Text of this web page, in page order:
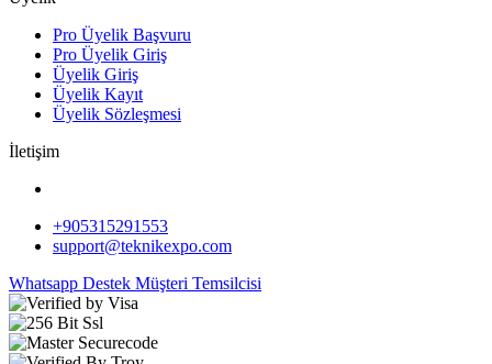
Pro Üyelik Başvuru
Pro Üyelik Giriş
Üyelik Giriş
Üyelik Kayıt
Üyelik Sözleşmesi
İletişim
+905315291553
support@teknikexpo.com
Whatsapp Destek Müşteri Temsilcisi